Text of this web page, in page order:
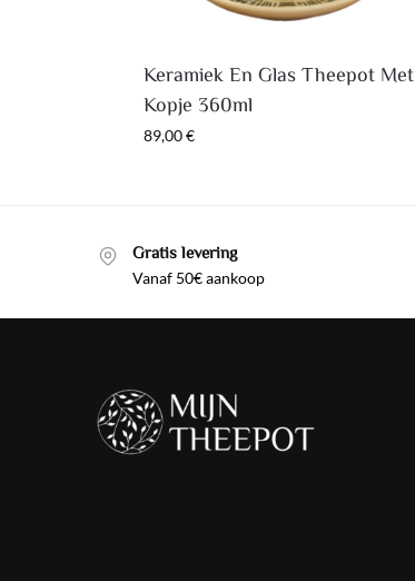
Keramiek En Glas Theepot Met
Kopje 360ml
89,00€
Gratis levering
Vanaf 50€ aankoop